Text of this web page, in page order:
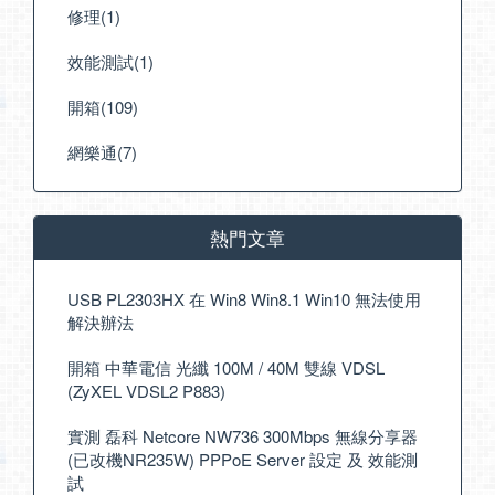
修理(1)
效能測試(1)
開箱(109)
網樂通(7)
熱門文章
USB PL2303HX 在 Win8 Win8.1 Win10 無法使用
解決辦法
開箱 中華電信 光纖 100M / 40M 雙線 VDSL
(ZyXEL VDSL2 P883)
實測 磊科 Netcore NW736 300Mbps 無線分享器
(已改機NR235W) PPPoE Server 設定 及 效能測
試